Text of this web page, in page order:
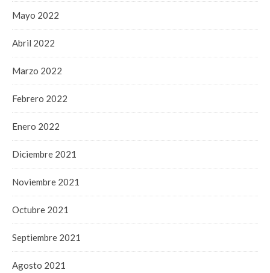
Mayo 2022
Abril 2022
Marzo 2022
Febrero 2022
Enero 2022
Diciembre 2021
Noviembre 2021
Octubre 2021
Septiembre 2021
Agosto 2021